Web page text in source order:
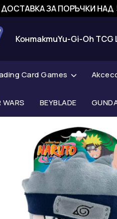
ЗА ПОРЪЧКИ НАД
КонтактиYu-Gi-Oh TCG
Card Games
BEYBLADE